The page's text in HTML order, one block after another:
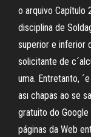
o arquivo Capítulo
disciplina de
superior e inferior
solicitante de
uma. Entretanto,
ası chapas ao se
gratuito do
páginas da Web